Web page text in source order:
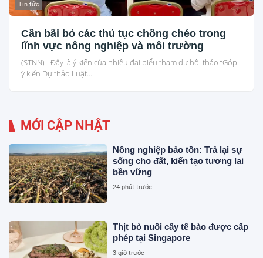
Tin tức
Cần bãi bỏ các thủ tục chồng chéo trong
lĩnh vực nông nghiệp và môi trường
(STNN) - Đây là ý kiến của nhiều đại biểu tham dự hội thảo “Góp
ý kiến Dự thảo Luật...
MỚI CẬP NHẬT
Nông nghiệp bảo tồn: Trả lại sự
sống cho đất, kiến tạo tương lai
bền vững
24 phút trước
Thịt bò nuôi cấy tế bào được cấp
phép tại Singapore
3 giờ trước